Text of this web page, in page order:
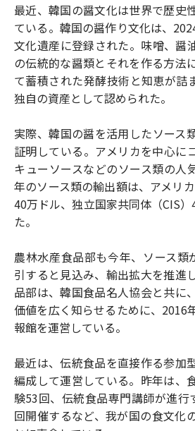
最近、韓国の醤文化は世界で歴史
ている。韓国の醤作り文化は、
文化遺産に登録された。味噌、醤
の伝統的な醤類とそれを作る方法
て蓄積された発酵技術と知恵が詰
独自の資産として認められた。
実際、韓国の醤を活用したソース
証明している。アメリカを中心に
キューソースなどのソース類の人
年のソース類の輸出額は、アメリ
40万ドル、独立国家共同体（CIS
た。
農林水産食品部も今年、ソース類
引すると見込み、輸出拡大を推進
品部は、韓国食品名人協会と共に
価値を広く知らせるために、2016
報館を運営している。
最近は、伝統食品を直接作る参加
編成して運営している。昨年は、
験53回、伝統食品専門講師が進行
回開催するなど、我が国の食文化